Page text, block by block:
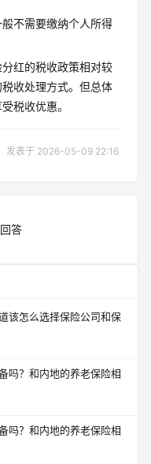
不需要缴纳个人所得
红的税收政策相对较
收处理方式。但总体
税收优惠。
发表于 2026-05-09 22:16
答
该怎么选择保险公司和保
吗？和内地的养老保险相
吗？和内地的养老保险相